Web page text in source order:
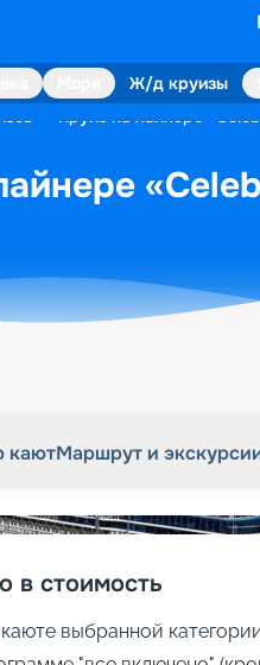
Ж/д круизы
Круиз на лайнере
каютМаршрут и
в стоимость
выбранной